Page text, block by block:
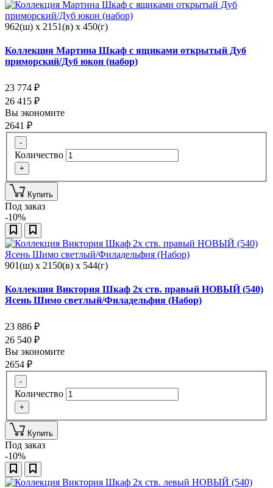
962(ш) x 2151(в) x 450(г)
Коллекция Мартина Шкаф с ящиками открытый Дуб
приморский/Дуб юкон (набор)
23 774 ₽
26 415 ₽
Вы экономите
2641 ₽
-
Количество
+
Купить
Под заказ
-10%
901(ш) x 2150(в) x 544(г)
Коллекция Виктория Шкаф 2х ств. правый НОВЫЙ (540)
Ясень Шимо светлый/Филадельфия (Набор)
23 886 ₽
26 540 ₽
Вы экономите
2654 ₽
-
Количество
+
Купить
Под заказ
-10%